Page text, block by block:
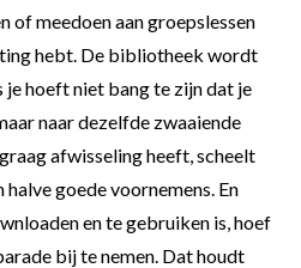
of meedoen aan groepslessen
hebt. De bibliotheek wordt
je hoeft niet bang te zijn dat je
naar dezelfde zwaaiende
afwisseling heeft, scheelt
goede voornemens. En
en te gebruiken is, hoef
bij te nemen. Dat houdt